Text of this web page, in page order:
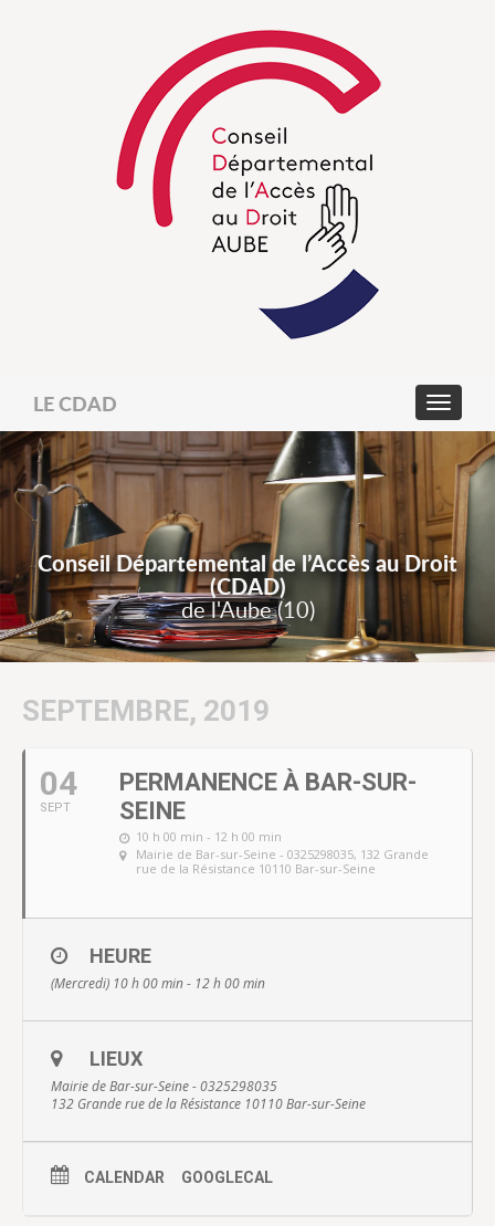
LE CDAD
Conseil Départemental de l’Accès au Droit
(CDAD)
de l'Aube (10)
SEPTEMBRE, 2019
04
SEPT
PERMANENCE À BAR-SUR-
SEINE
10 h 00 min - 12 h 00 min
Mairie de Bar-sur-Seine - 0325298035, 132 Grande
rue de la Résistance 10110 Bar-sur-Seine
HEURE
(Mercredi) 10 h 00 min - 12 h 00 min
LIEUX
Mairie de Bar-sur-Seine - 0325298035
132 Grande rue de la Résistance 10110 Bar-sur-Seine
CALENDAR GOOGLECAL